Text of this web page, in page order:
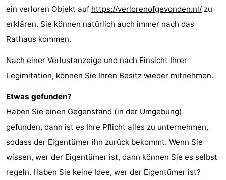
ein verloren Objekt auf https://verlorenofgevonden.nl/ zu
erklären. Sie können natürlich auch immer nach das
Rathaus kommen.
Nach einer Verlustanzeige und nach Einsicht Ihrer
Legimitation, können Sie Ihren Besitz wieder mitnehmen.
Etwas gefunden?
Haben Sie einen Gegenstand (in der Umgebung)
gefunden, dann ist es Ihre Pflicht alles zu unternehmen,
sodass der Eigentümer ihn zurück bekommt. Wenn Sie
wissen, wer der Eigentümer ist, dann können Sie es selbst
regeln. Haben Sie keine Idee, wer der Eigentümer ist?